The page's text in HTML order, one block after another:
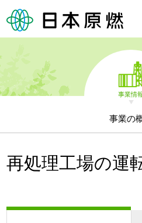
事業情
事業の
再処理工場の運